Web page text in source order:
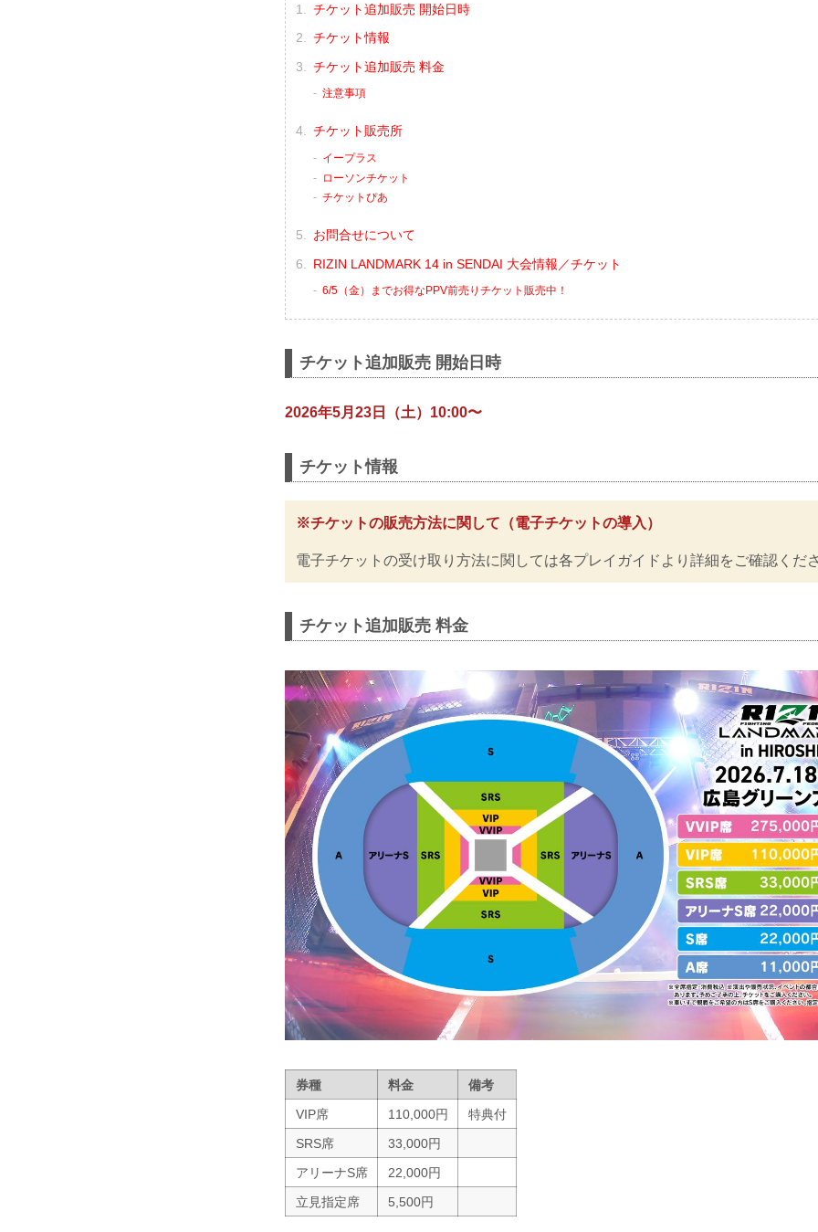
チケット追加販売 開始日時
チケット情報
チケット追加販売 料金
注意事項
チケット販売所
イープラス
ローソンチケット
チケットぴあ
お問合せについて
RIZIN LANDMARK 14 in SENDAI 大会情報／チケット
6/5（金）までお得なPPV前売りチケット販売中！
チケット追加販売 開始日時
2026年5月23日（土）10:00〜
チケット情報
※チケットの販売方法に関して（電子チケットの導入）
電子チケットの受け取り方法に関しては各プレイガイドより詳細をご確認くだ
チケット追加販売 料金
券種 料金
備考
VIP席
110,000円
特典付
SRS席
33,000円
アリーナS席
22,000円
立見指定席
5,500円